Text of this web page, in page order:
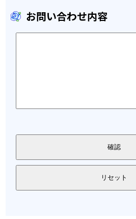
お問い合わせ内容